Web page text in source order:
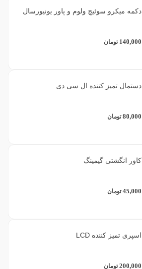
دکمه میکرو سوئیچ ولوم و پاور یونیورسال
140,000 تومان
دستمال تمیز کننده ال سی دی
80,000 تومان
کاور انگشتی گیمینگ
45,000 تومان
اسپری تمیز کننده LCD
200,000 تومان